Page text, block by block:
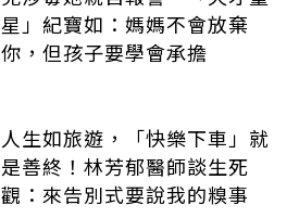
星」紀寶如：媽媽不會放棄
你，但孩子要學會承擔
人生如旅遊，「快樂下車」就
是善終！林芳郁醫師談生死
觀：來告別式要說我的糗事